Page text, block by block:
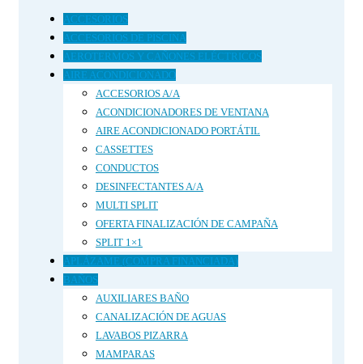
hasta
múltiples
variantes.
Las
opciones
se
pueden
elegir
en
la
página
de
ACCESORIOS
ACCESORIOS DE PISCINA
AEROTERMOS Y CAÑONES ELÉCTRICOS
AIRE ACONDICIONADO
ACCESORIOS A/A
ACONDICIONADORES DE VENTANA
AIRE ACONDICIONADO PORTÁTIL
CASSETTES
CONDUCTOS
DESINFECTANTES A/A
MULTI SPLIT
OFERTA FINALIZACIÓN DE CAMPAÑA
SPLIT 1×1
APLÁZAME (COMPRA FINANCIADA)
BAÑOS
AUXILIARES BAÑO
CANALIZACIÓN DE AGUAS
LAVABOS PIZARRA
MAMPARAS